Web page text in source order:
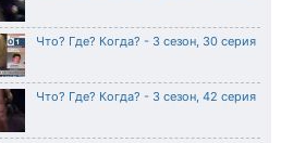
Что? Где? Когда? - 3 сезон, 30 серия
Что? Где? Когда? - 3 сезон, 42 серия